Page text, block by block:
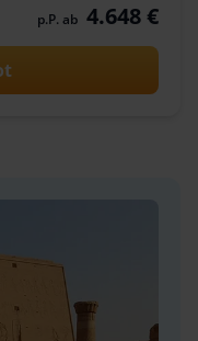
p.P. ab 4.648 €